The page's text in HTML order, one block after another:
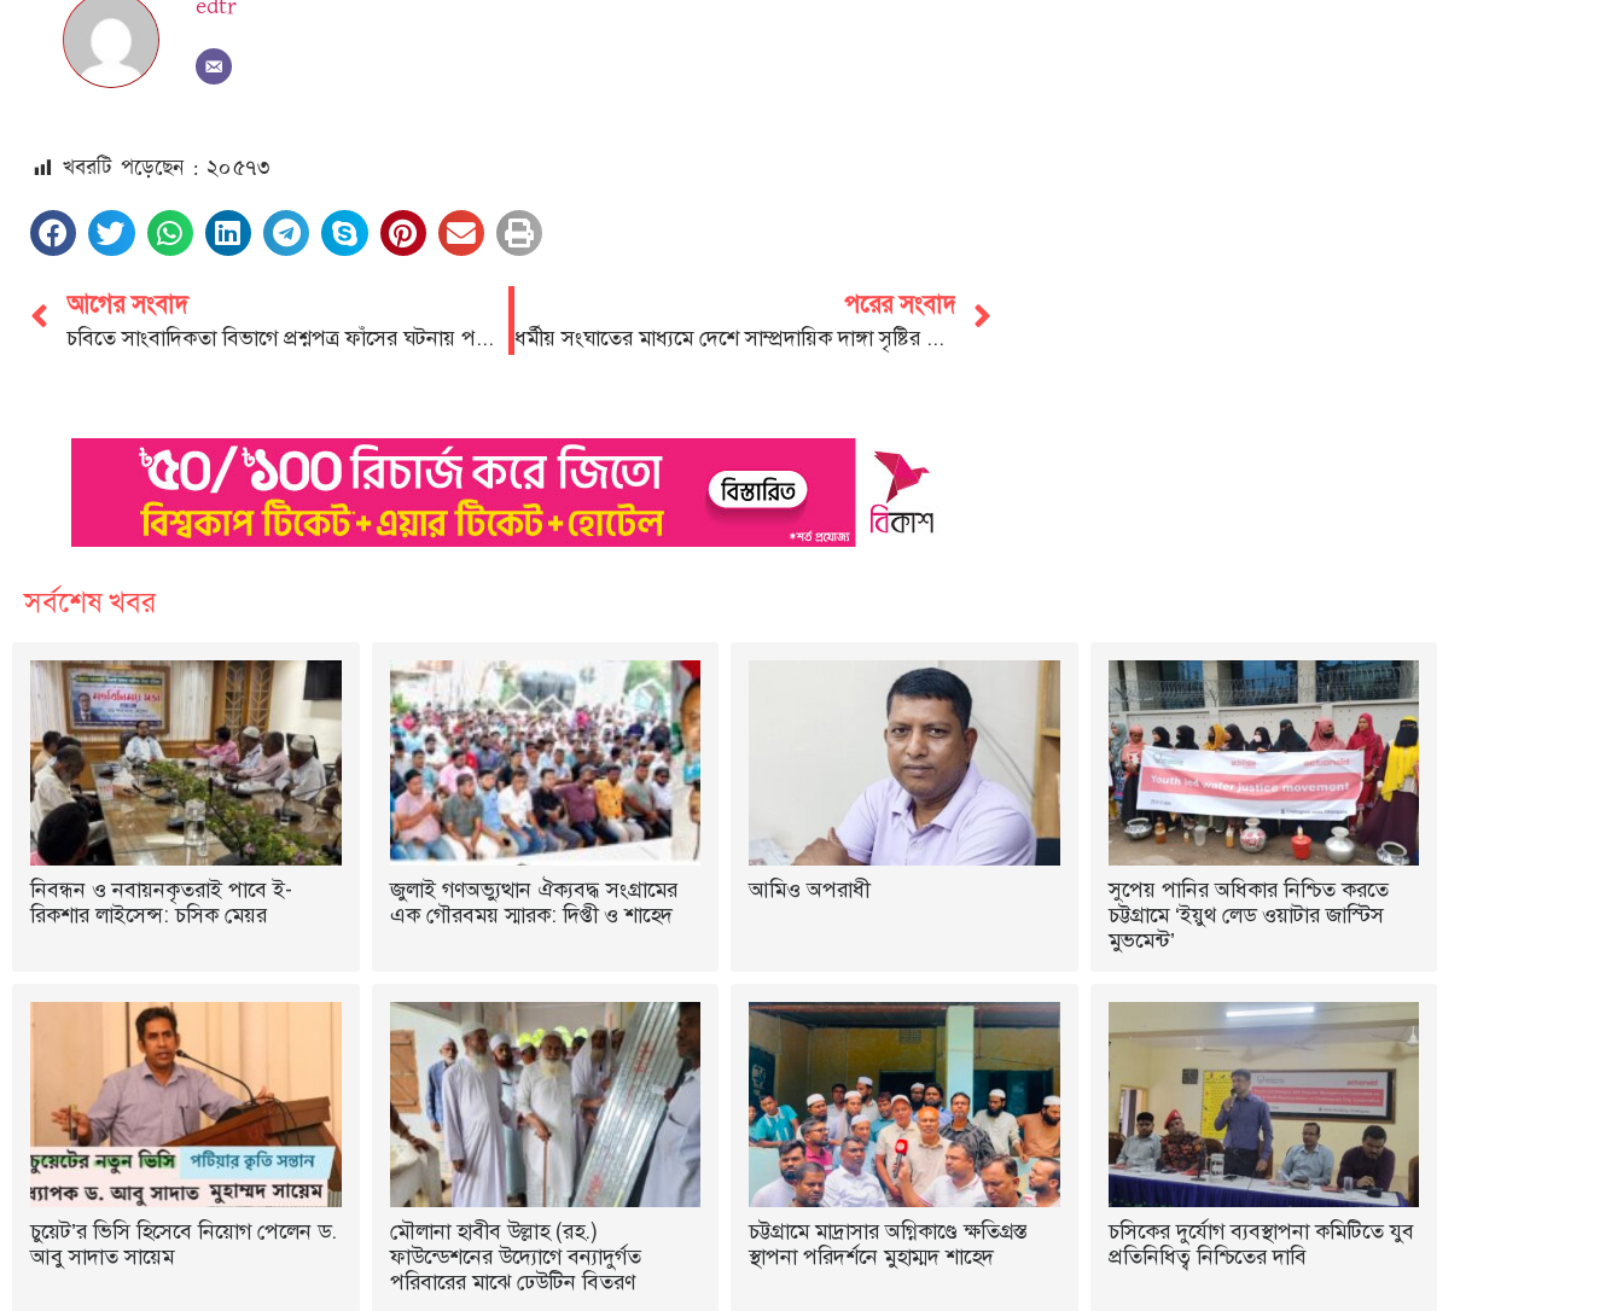
খবরটি পড়েছেন : ২০৫৭৩
আগের সংবাদ
চবিতে সাংবাদিকতা বিভাগে প্রশ্নপত্র ফাঁসের ঘটনায় পরীক্ষা স্থগিত
পরের সংবাদ
ধর্মীয় সংঘাতের মাধ্যমে দেশে সাম্প্রদায়িক দাঙ্গা সৃষ্টির ষড়যন্ত্র চলছে
সর্বশেষ খবর
নিবন্ধন ও নবায়নকৃতরাই পাবে ই-
রিকশার লাইসেন্স: চসিক মেয়র
জুলাই গণঅভ্যুত্থান ঐক্যবদ্ধ সংগ্রামের
এক গৌরবময় স্মারক: দিপ্তী ও শাহেদ
আমিও অপরাধী
সুপেয় পানির অধিকার নিশ্চিত করতে
চট্টগ্রামে ‘ইয়ুথ লেড ওয়াটার জাস্টিস
মুভমেন্ট’
চুয়েট’র ভিসি হিসেবে নিয়োগ পেলেন ড.
আবু সাদাত সায়েম
মৌলানা হাবীব উল্লাহ (রহ.)
ফাউন্ডেশনের উদ্যোগে বন্যাদুর্গত
পরিবারের মাঝে ঢেউটিন বিতরণ
চট্টগ্রামে মাদ্রাসার অগ্নিকাণ্ডে ক্ষতিগ্রস্ত
স্থাপনা পরিদর্শনে মুহাম্মদ শাহেদ
চসিকের দুর্যোগ ব্যবস্থাপনা কমিটিতে যুব
প্রতিনিধিত্ব নিশ্চিতের দাবি